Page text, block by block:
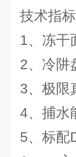
技术指标
1、冻干
2、冷阱
3、极限
4、捕水
5、标配